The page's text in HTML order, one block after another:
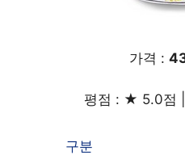
가격 :
평점 : ★ 5.0점
구분